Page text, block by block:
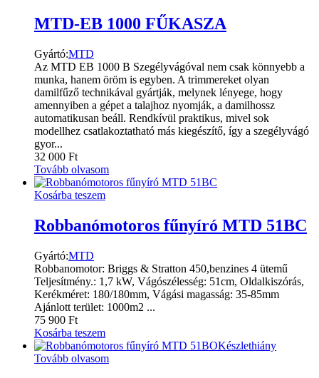
MTD-EB 1000 FŰKASZA
Gyártó:MTD
Az MTD EB 1000 B Szegélyvágóval nem csak könnyebb a
munka, hanem öröm is egyben. A trimmereket olyan
damilfűző technikával gyártják, melynek lényege, hogy
amennyiben a gépet a talajhoz nyomják, a damilhossz
automatikusan beáll. Rendkívül praktikus, mivel sok
modellhez csatlakoztatható más kiegészítő, így a szegélyvágó
gyor...
32 000 Ft
Tovább olvasom
Kosárba teszem
Robbanómotoros fűnyíró MTD 51BC
Gyártó:MTD
Robbanomotor: Briggs & Stratton 450,benzines 4 ütemű
Teljesítmény.: 1,7 kW, Vágószélesség: 51cm, Oldalkiszórás,
Kerékméret: 180/180mm, Vágási magasság: 35-85mm
Ajánlott terület: 1000m2 ...
75 900 Ft
Kosárba teszem
Készlethiány
Tovább olvasom